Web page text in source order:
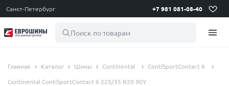
Санкт-Петербург +7 981 081-08-40
Поиск по товарам
Главная Каталог Шины Continental
ContiSportContact 6
Continental ContiSportContact 6 225/35 R20 90Y